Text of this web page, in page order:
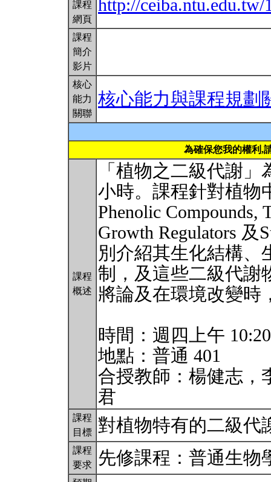
課程
網頁
http://ceiba.ntu.edu.tw/
課程
簡介
影片
核心
能力
關聯
核心能力與課程規劃
為確保您我的權利,
課程
概述
「植物之二級代謝
小時。課程針對植物
Phenolic Compounds,
Growth Regulators 及
別介紹其生化結構、
制，及這些二級代謝
將論及在環境改變時
時間：週四上午
地點：普通 401
合授教師：楊健志，
君
課程
目標 對植物特有的二級代
課程
要求
先修課程：普通生